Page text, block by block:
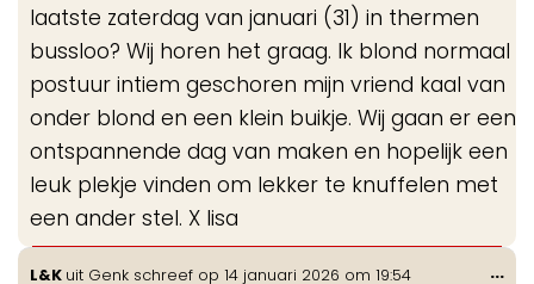
laatste zaterdag van januari (31) in thermen
bussloo? Wij horen het graag. Ik blond normaal
postuur intiem geschoren mijn vriend kaal van
onder blond en een klein buikje. Wij gaan er een
ontspannende dag van maken en hopelijk een
leuk plekje vinden om lekker te knuffelen met
een ander stel. X lisa
L&K uit Genk schreef op 14 januari 2026 om 19:54 ...